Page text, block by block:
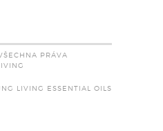
PRÁVA
LIVING ESSENTIAL OILS